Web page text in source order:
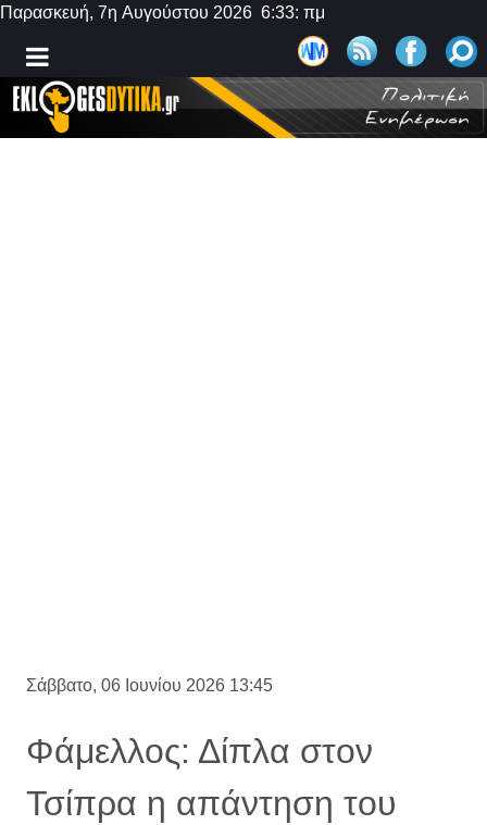
Παρασκευή, 7η Αυγούστου 2026 6:33: πμ
Σάββατο, 06 Ιουνίου 2026 13:45
Φάμελλος: Δίπλα στον
Τσίπρα η απάντηση του